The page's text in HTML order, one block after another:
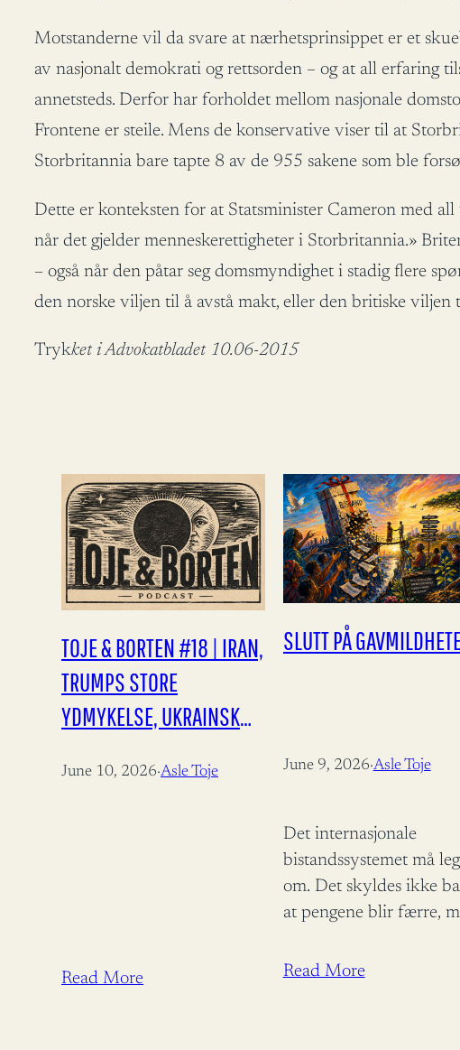
Motstanderne vil da svare at nærhetsprinsippet er et
av nasjonalt demokrati og rettsorden – og at all erfaring
annetsteds. Derfor har forholdet mellom nasjonale
Frontene er steile. Mens de konservative viser til at
Storbritannia bare tapte 8 av de 955 sakene som ble
Dette er konteksten for at Statsminister Cameron med
når det gjelder menneskerettigheter i Storbritannia.»
– også når den påtar seg domsmyndighet i stadig flere
den norske viljen til å avstå makt, eller den britiske
Trykket i Advokatbladet 10.06-2015
TOJE & BORTEN #18 | IRAN,
TRUMPS STORE
YDMYKELSE, UKRAINSK
DRONEKRIG, NATOS
June 10, 2026·Asle Toje
Read More
SLUTT PÅ
June 9, 2026·Asle Toje
Det internasjonale
bistandssystemet må
om. Det skyldes ikke
at pengene blir færre,
for svake. Publisert i
Read More